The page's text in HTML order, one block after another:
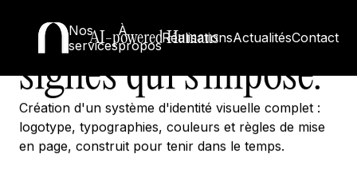
AI-powered Humans
Nos
services
À
proposRéalisationsActualitésContact
Un système de
signes qui s'impose.
Création d'un système d'identité visuelle complet :
logotype, typographies, couleurs et règles de mise
en page, construit pour tenir dans le temps.